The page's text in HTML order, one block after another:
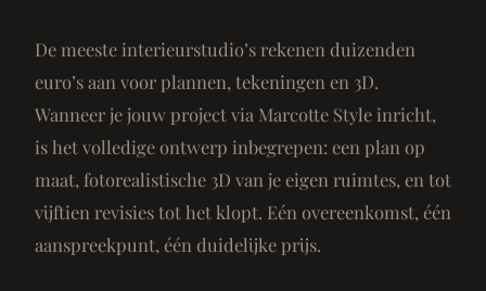
De meeste interieurstudio’s rekenen duizenden
euro’s aan voor plannen, tekeningen en 3D.
Wanneer je jouw project via Marcotte Style inricht,
is het volledige ontwerp inbegrepen: een plan op
maat, fotorealistische 3D van je eigen ruimtes, en tot
vijftien revisies tot het klopt. Eén overeenkomst, één
aanspreekpunt, één duidelijke prijs.